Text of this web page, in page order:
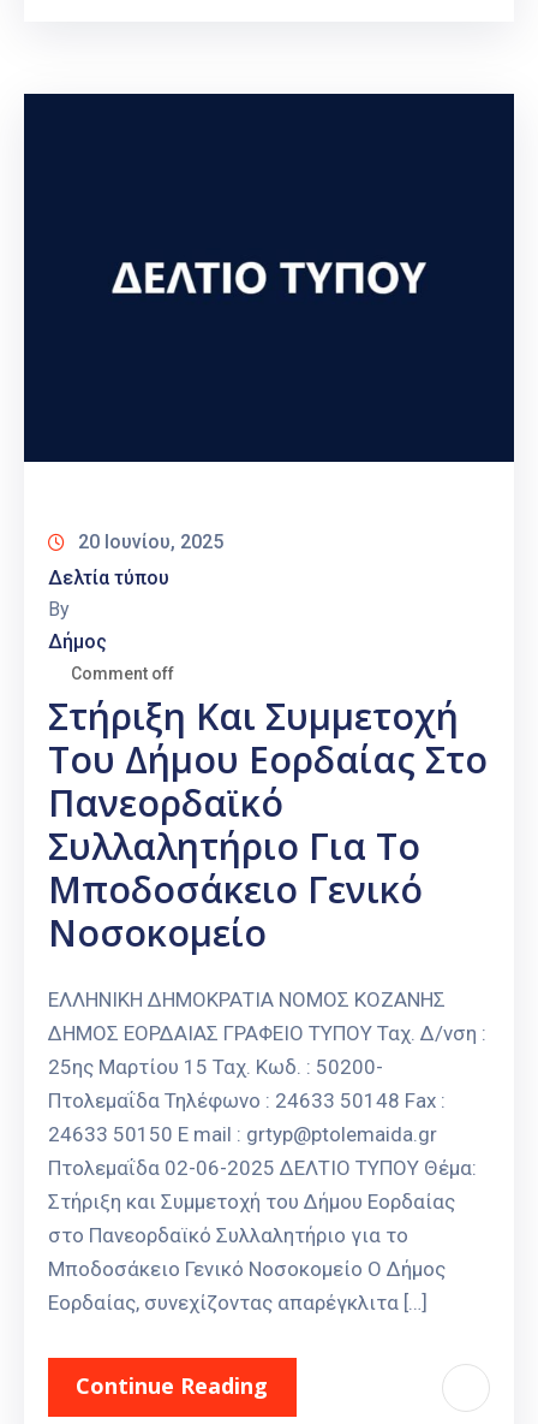
20 Ιουνίου, 2025
Δελτία τύπου
By
Δήμος
Comment off
Στήριξη Και Συμμετοχή
Του Δήμου Εορδαίας Στο
Πανεορδαϊκό
Συλλαλητήριο Για Το
Μποδοσάκειο Γενικό
Νοσοκομείο
ΕΛΛΗΝΙΚΗ ΔΗΜΟΚΡΑΤΙΑ ΝΟΜΟΣ ΚΟΖΑΝΗΣ
ΔΗΜΟΣ ΕΟΡΔΑΙΑΣ ΓΡΑΦΕΙΟ ΤΥΠΟΥ Ταχ. Δ/νση :
25ης Μαρτίου 15 Ταχ. Κωδ. : 50200-
Πτολεμαΐδα Τηλέφωνο : 24633 50148 Fax :
24633 50150 E mail : grtyp@ptolemaida.gr
Πτολεμαΐδα 02-06-2025 ΔΕΛΤΙΟ ΤΥΠΟΥ Θέμα:
Στήριξη και Συμμετοχή του Δήμου Εορδαίας
στο Πανεορδαϊκό Συλλαλητήριο για το
Μποδοσάκειο Γενικό Νοσοκομείο Ο Δήμος
Εορδαίας, συνεχίζοντας απαρέγκλιτα […]
Continue Reading